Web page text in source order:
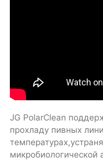
JG PolarClean
прохладу пивных
микробиологической